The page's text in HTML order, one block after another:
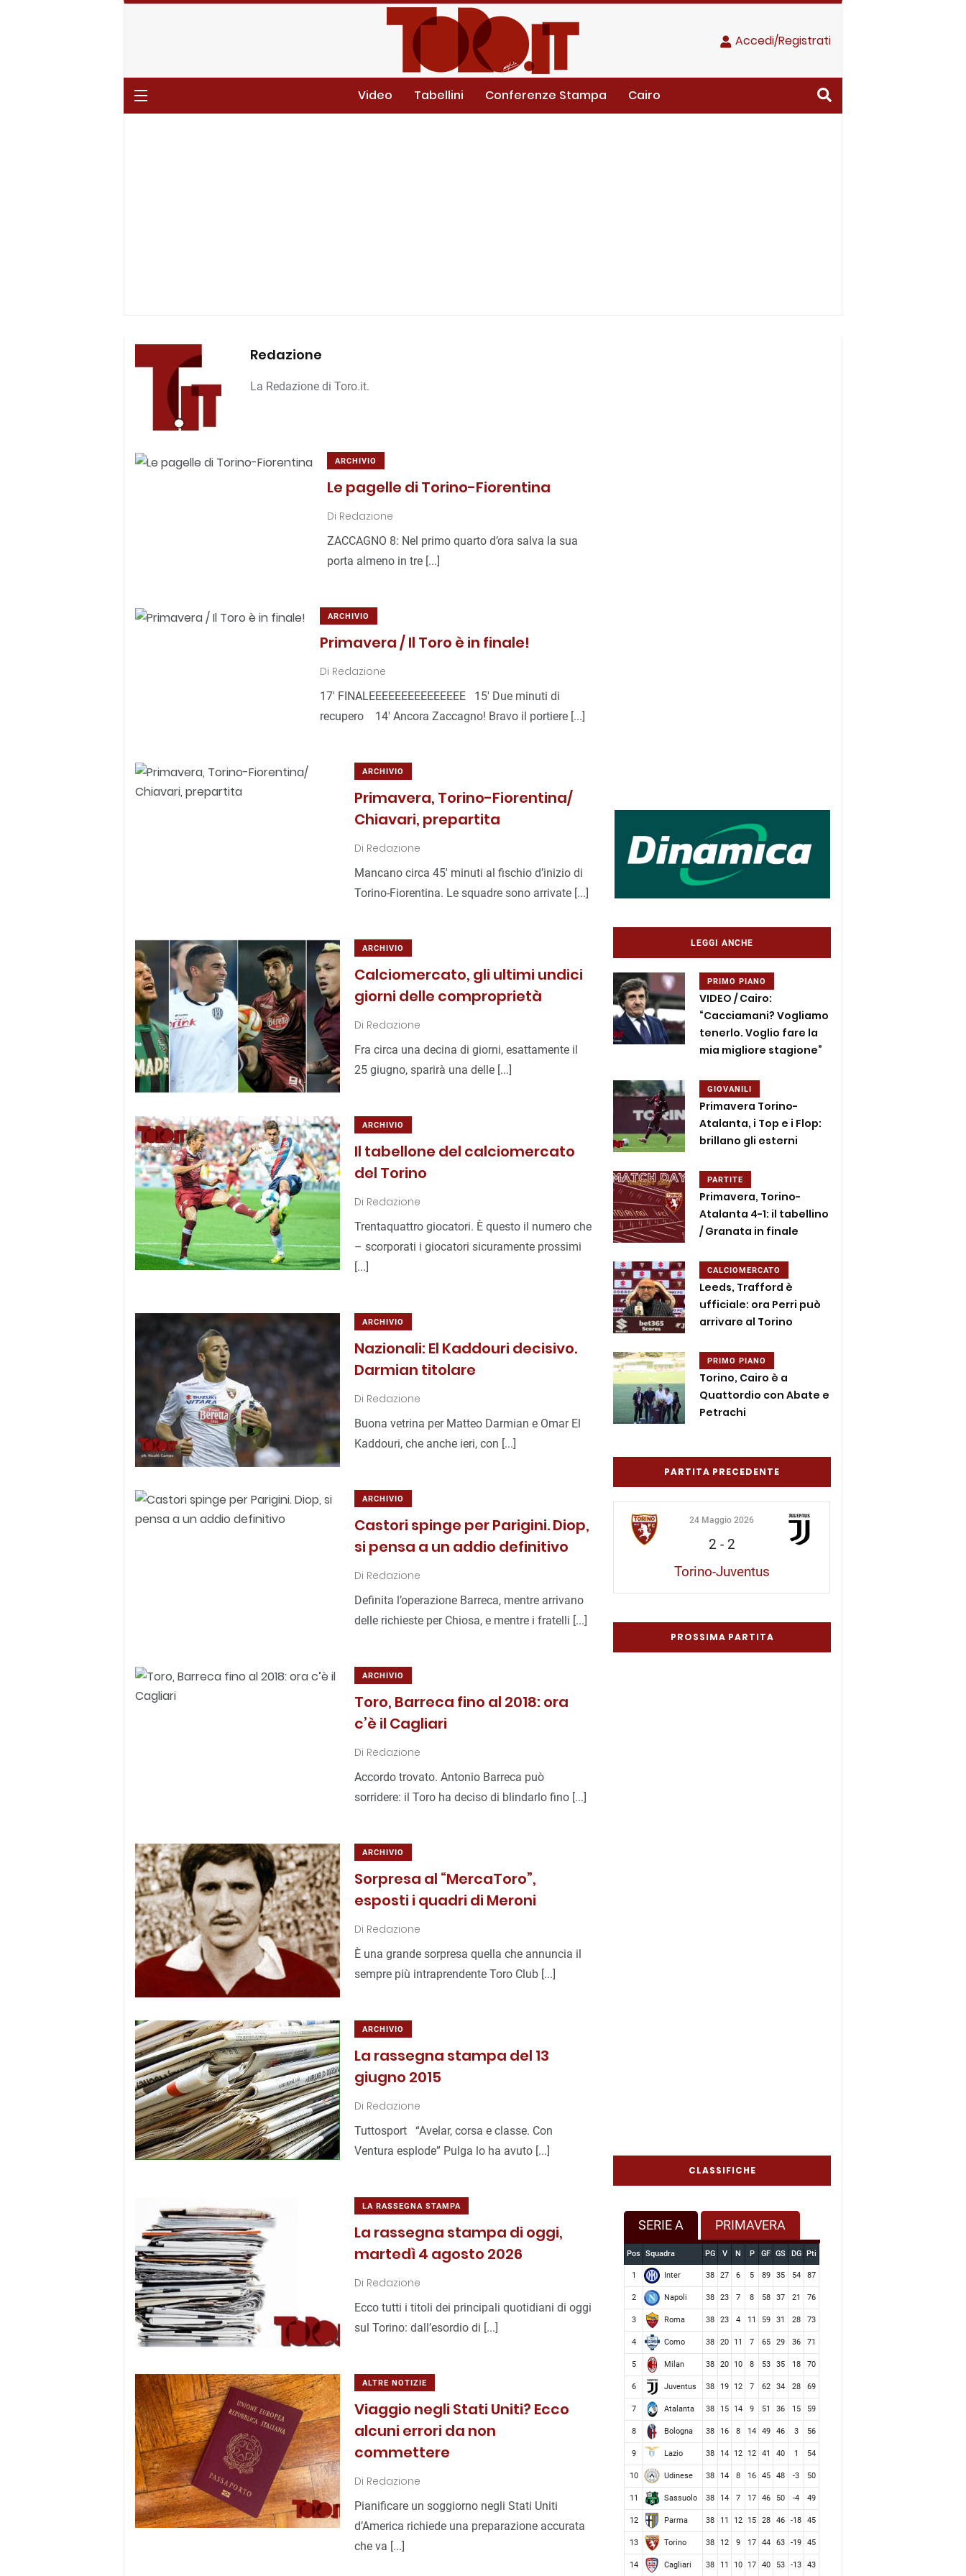
Accedi/Registrati
Video Tabellini Conferenze Stampa Cairo
Redazione
La Redazione di Toro.it.
ARCHIVIO
Le pagelle di Torino-Fiorentina
Di Redazione
ZACCAGNO 8: Nel primo quarto d’ora salva la sua
porta almeno in tre [...]
ARCHIVIO
Primavera / Il Toro è in finale!
Di Redazione
17′ FINALEEEEEEEEEEEEEEE 15′ Due minuti di
recupero 14′ Ancora Zaccagno! Bravo il portiere [...]
ARCHIVIO
Primavera, Torino-Fiorentina/
Chiavari, prepartita
Di Redazione
Mancano circa 45′ minuti al fischio d’inizio di
Torino-Fiorentina. Le squadre sono arrivate [...]
ARCHIVIO
Calciomercato, gli ultimi undici
giorni delle comproprietà
Di Redazione
Fra circa una decina di giorni, esattamente il
25 giugno, sparirà una delle [...]
ARCHIVIO
Il tabellone del calciomercato
del Torino
Di Redazione
Trentaquattro giocatori. È questo il numero che
– scorporati i giocatori sicuramente prossimi
[...]
ARCHIVIO
Nazionali: El Kaddouri decisivo.
Darmian titolare
Di Redazione
Buona vetrina per Matteo Darmian e Omar El
Kaddouri, che anche ieri, con [...]
ARCHIVIO
Castori spinge per Parigini. Diop,
si pensa a un addio definitivo
Di Redazione
Definita l’operazione Barreca, mentre arrivano
delle richieste per Chiosa, e mentre i fratelli [...]
ARCHIVIO
Toro, Barreca fino al 2018: ora
c’è il Cagliari
Di Redazione
Accordo trovato. Antonio Barreca può
sorridere: il Toro ha deciso di blindarlo fino [...]
ARCHIVIO
Sorpresa al “MercaToro”,
esposti i quadri di Meroni
Di Redazione
È una grande sorpresa quella che annuncia il
sempre più intraprendente Toro Club [...]
ARCHIVIO
La rassegna stampa del 13
giugno 2015
Di Redazione
Tuttosport “Avelar, corsa e classe. Con
Ventura esplode” Pulga lo ha avuto [...]
LA RASSEGNA STAMPA
La rassegna stampa di oggi,
martedì 4 agosto 2026
Di Redazione
Ecco tutti i titoli dei principali quotidiani di oggi
sul Torino: dall’esordio di [...]
ALTRE NOTIZIE
Viaggio negli Stati Uniti? Ecco
alcuni errori da non
commettere
Di Redazione
Pianificare un soggiorno negli Stati Uniti
d’America richiede una preparazione accurata
che va [...]
LEGGI ANCHE
PRIMO PIANO
VIDEO / Cairo:
“Cacciamani? Vogliamo
tenerlo. Voglio fare la
mia migliore stagione”
GIOVANILI
Primavera Torino-
Atalanta, i Top e i Flop:
brillano gli esterni
PARTITE
Primavera, Torino-
Atalanta 4-1: il tabellino
/ Granata in finale
CALCIOMERCATO
Leeds, Trafford è
ufficiale: ora Perri può
arrivare al Torino
PRIMO PIANO
Torino, Cairo è a
Quattordio con Abate e
Petrachi
PARTITA PRECEDENTE
24 Maggio 2026
2 - 2
Torino-Juventus
PROSSIMA PARTITA
CLASSIFICHE
SERIE A PRIMAVERA
Pos Squadra PG V N P GF GS DG Pti
1 Inter 38 27 6 5 89 35 54 87
2 Napoli 38 23 7 8 58 37 21 76
3 Roma 38 23 4 11 59 31 28 73
4 Como 38 20 11 7 65 29 36 71
5 Milan 38 20 10 8 53 35 18 70
6 Juventus 38 19 12 7 62 34 28 69
7 Atalanta 38 15 14 9 51 36 15 59
8 Bologna 38 16 8 14 49 46 3 56
9 Lazio 38 14 12 12 41 40 1 54
10 Udinese 38 14 8 16 45 48 -3 50
11 Sassuolo 38 14 7 17 46 50 -4 49
12 Parma 38 11 12 15 28 46 -18 45
13 Torino 38 12 9 17 44 63 -19 45
14 Cagliari 38 11 10 17 40 53 -13 43